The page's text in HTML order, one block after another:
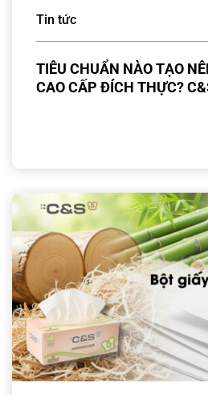
Tin tức
TIÊU CHUẨN NÀO TẠO
CAO CẤP ĐÍCH THỰC?